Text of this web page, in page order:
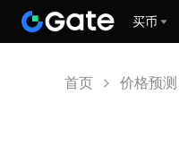
买币
首页 价格预测